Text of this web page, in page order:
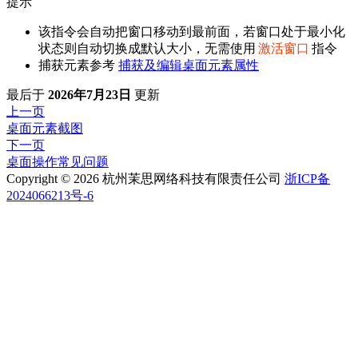
该指令会自动把窗口移动到最前面，若窗口处于最小化
状态则自动切换成默认大小，无需使用 激活窗口 指令
捕获元素参考 捕获及编辑桌面元素属性
最后于 2026年7月23日 更新
上一页
桌面元素截图
下一页
桌面操作常见问题
Copyright © 2026 杭州茉思网络科技有限责任公司 浙ICP备
2024066213号-6